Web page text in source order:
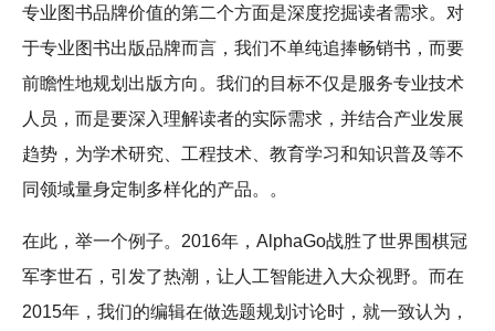
专业图书品牌价值的第二个方面是深度挖掘读者需求。对
于专业图书出版品牌而言，我们不单纯追捧畅销书，而要
前瞻性地规划出版方向。我们的目标不仅是服务专业技术
人员，而是要深入理解读者的实际需求，并结合产业发展
趋势，为学术研究、工程技术、教育学习和知识普及等不
同领域量身定制多样化的产品。。
在此，举一个例子。2016年，AlphaGo战胜了世界围棋冠
军李世石，引发了热潮，让人工智能进入大众视野。而在
2015年，我们的编辑在做选题规划讨论时，就一致认为，